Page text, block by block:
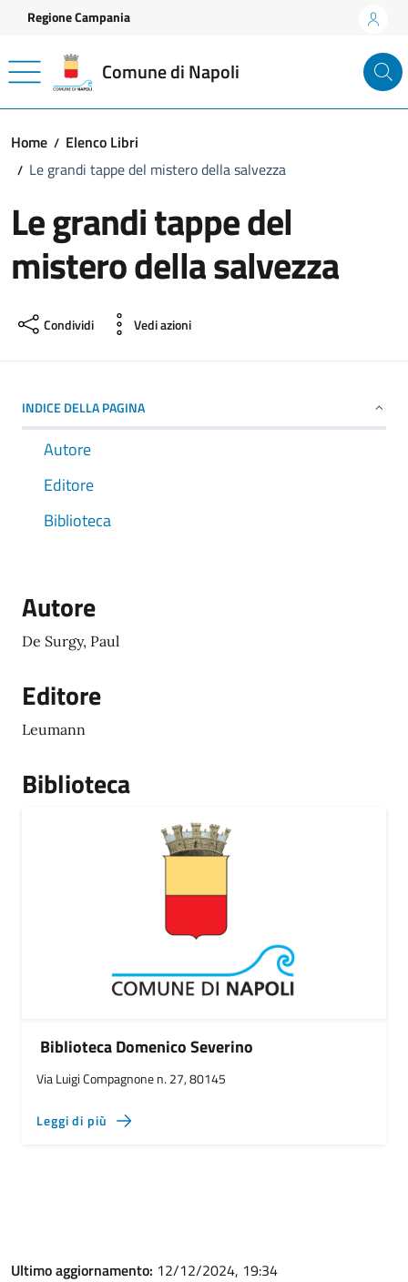
Vai ai contenuti
Vai al footer
Regione Campania
Comune di Napoli
Home
Elenco Libri
Le grandi tappe del mistero della salvezza
Le grandi tappe del
mistero della salvezza
Condividi Vedi azioni
INDICE DELLA PAGINA
Autore
Editore
Biblioteca
Autore
De Surgy, Paul
Editore
Leumann
Biblioteca
Biblioteca Domenico Severino
Via Luigi Compagnone n. 27, 80145
Leggi di più
Ultimo aggiornamento: 12/12/2024, 19:34